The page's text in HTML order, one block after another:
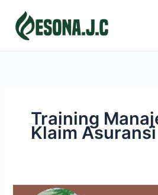
content
Training
Klaim
MANAJEMEN